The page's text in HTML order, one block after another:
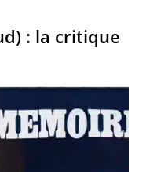
: la critique